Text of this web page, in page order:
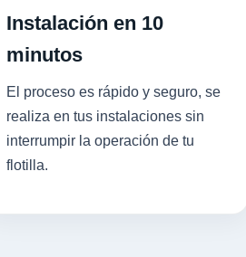
Instalación en 10
minutos
El proceso es rápido y seguro, se
realiza en tus instalaciones sin
interrumpir la operación de tu
flotilla.